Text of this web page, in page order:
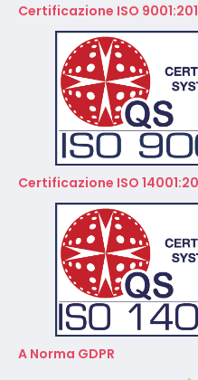
Certificazione ISO
Certificazione ISO
A Norma GDPR